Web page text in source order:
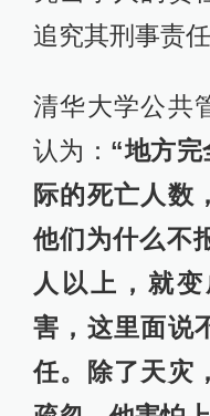
追究其刑事责
清华大学公共
认为： “地方
际的死亡人数
他们为什么不
人以上，就
害，这里面说
任。除了天灾